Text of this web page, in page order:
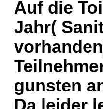
Auf die
Jahr(
gunsten
Da leider